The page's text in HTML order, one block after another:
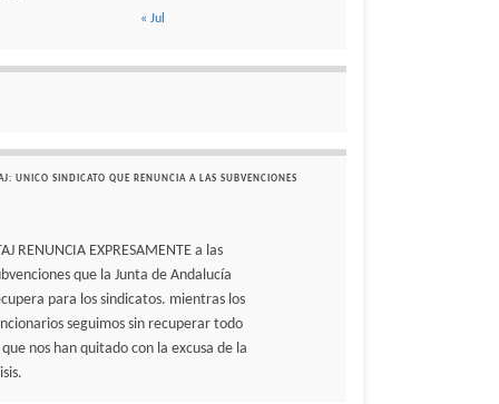
« Jul
UNICO SINDICATO QUE RENUNCIA A LAS SUBVENCIONES
RENUNCIA EXPRESAMENTE a las
que la Junta de Andalucía
para los sindicatos. mientras los
seguimos sin recuperar todo
que nos han quitado con la excusa de la